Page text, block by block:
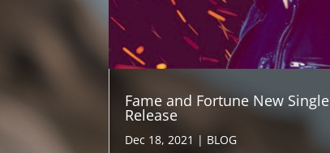
Fame and Fortune New Single
Release
Dec 18, 2021 | BLOG